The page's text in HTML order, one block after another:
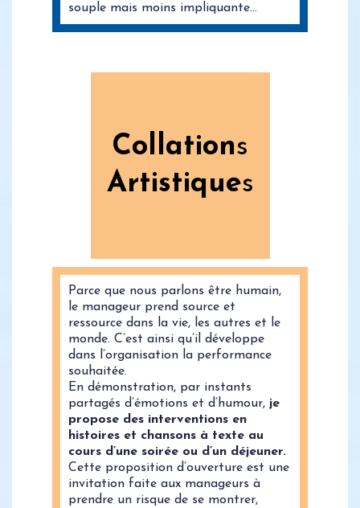
souple mais moins impliquante…
Collations
Artistiques
Parce que nous parlons être humain,
le manageur prend source et
ressource dans la vie, les autres et le
monde. C’est ainsi qu’il développe
dans l’organisation la performance
souhaitée.
En démonstration, par instants
partagés d’émotions et d’humour, je
propose des interventions en
histoires et chansons à texte au
cours d’une soirée ou d’un déjeuner.
Cette proposition d’ouverture est une
invitation faite aux manageurs à
prendre un risque de se montrer,